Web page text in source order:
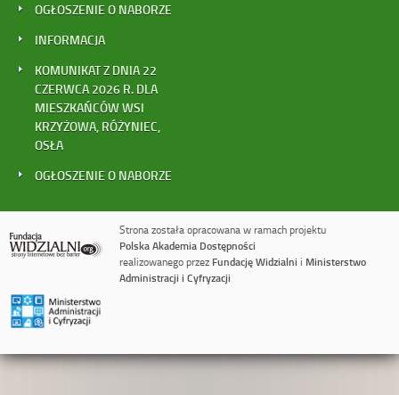
OGŁOSZENIE O NABORZE
INFORMACJA
KOMUNIKAT Z DNIA 22
CZERWCA 2026 R. DLA
MIESZKAŃCÓW WSI
KRZYŻOWA, RÓŻYNIEC,
OSŁA
OGŁOSZENIE O NABORZE
Strona została opracowana w ramach projektu
Polska Akademia Dostępności
realizowanego przez Fundację Widzialni i Ministerstwo
Administracji i Cyfryzacji